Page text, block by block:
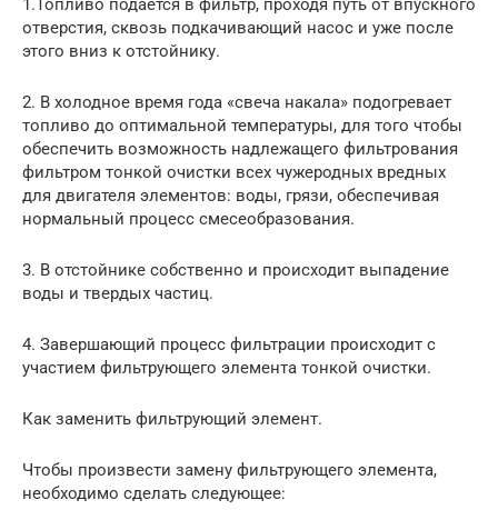
1.Топливо подается в фильтр, проходя путь от впускного
отверстия, сквозь подкачивающий насос и уже после
этого вниз к отстойнику.
2. В холодное время года «свеча накала» подогревает
топливо до оптимальной температуры, для того чтобы
обеспечить возможность надлежащего фильтрования
фильтром тонкой очистки всех чужеродных вредных
для двигателя элементов: воды, грязи, обеспечивая
нормальный процесс смесеобразования.
3. В отстойнике собственно и происходит выпадение
воды и твердых частиц.
4. Завершающий процесс фильтрации происходит с
участием фильтрующего элемента тонкой очистки.
Как заменить фильтрующий элемент.
Чтобы произвести замену фильтрующего элемента,
необходимо сделать следующее: